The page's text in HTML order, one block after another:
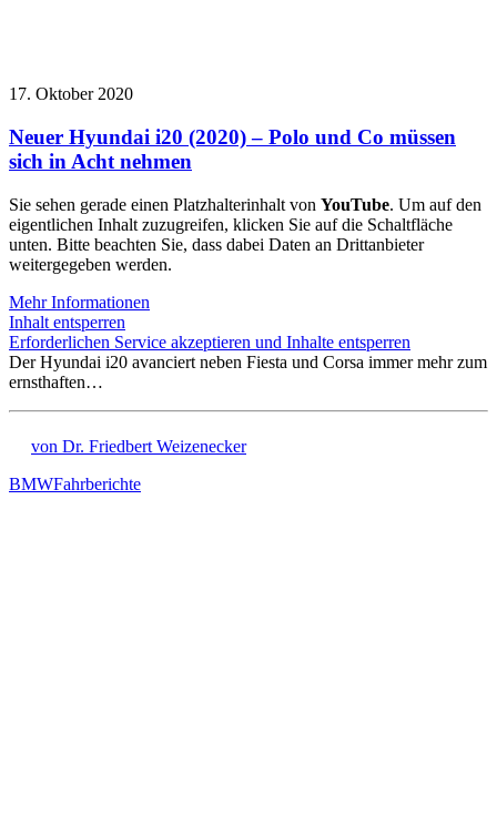
17. Oktober 2020
Neuer Hyundai i20 (2020) – Polo und Co müssen
sich in Acht nehmen
Sie sehen gerade einen Platzhalterinhalt von YouTube. Um auf den
eigentlichen Inhalt zuzugreifen, klicken Sie auf die Schaltfläche
unten. Bitte beachten Sie, dass dabei Daten an Drittanbieter
weitergegeben werden.
Mehr Informationen
Inhalt entsperren
Erforderlichen Service akzeptieren und Inhalte entsperren
Der Hyundai i20 avanciert neben Fiesta und Corsa immer mehr zum
ernsthaften…
von Dr. Friedbert Weizenecker
BMWFahrberichte